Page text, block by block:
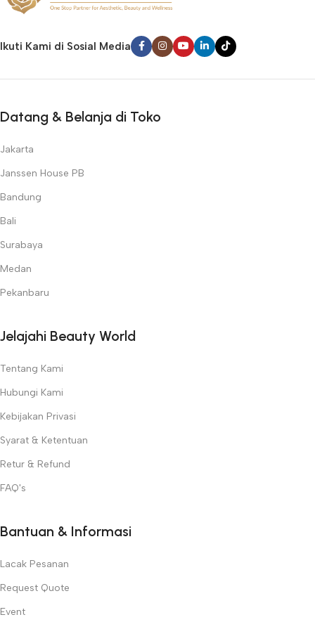
Ikuti Kami di Sosial Media
Datang & Belanja di Toko
Jakarta
Janssen House PB
Bandung
Bali
Surabaya
Medan
Pekanbaru
Jelajahi Beauty World
Tentang Kami
Hubungi Kami
Kebijakan Privasi
Syarat & Ketentuan
Retur & Refund
FAQ's
Bantuan & Informasi
Lacak Pesanan
Request Quote
Event